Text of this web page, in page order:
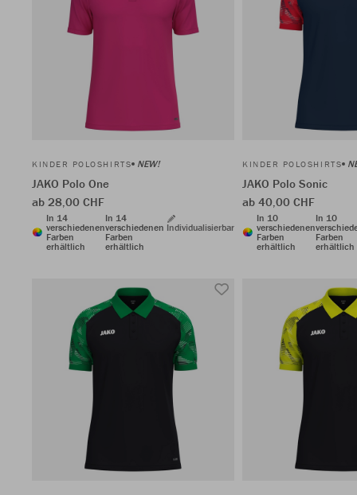
KINDER POLOSHIRTS NEW!
JAKO Polo One
ab 28,00 CHF
In 14
verschiedenen
Farben
erhältlich
In 14
verschiedenen
Farben
erhältlich
Individualisierbar
KINDER POLOSHIRTS
JAKO Polo Sonic
ab 40,00 CHF
In 10
verschiedenen
Farben
erhältlich
In 10
Farben
erhältlich